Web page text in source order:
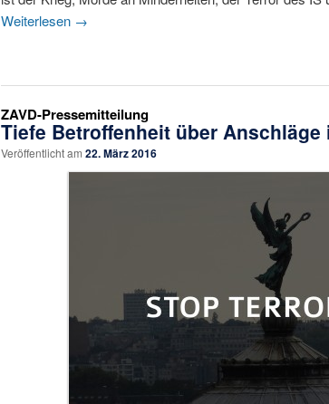
Weiterlesen →
ZAVD-Pressemitteilung
Tiefe Betroffenheit über Anschläge
Veröffentlicht am 22. März 2016